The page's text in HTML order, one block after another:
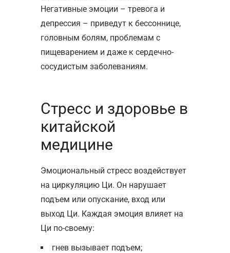
Негативные эмоции – тревога и
депрессия – приведут к бессоннице,
головным болям, проблемам с
пищеварением и даже к сердечно-
сосудистым заболеваниям.
Стресс и здоровье в
китайской
медицине
Эмоциональный стресс воздействует
на циркуляцию Ци. Он нарушает
подъем или опускание, вход или
выход Ци. Каждая эмоция влияет на
Ци по-своему:
гнев вызывает подъем;